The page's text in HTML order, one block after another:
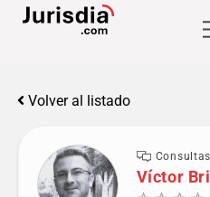
Volver al listado
Víctor